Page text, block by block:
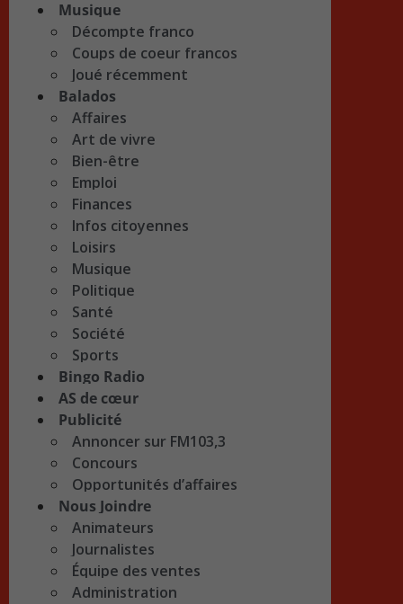
Musique
Décompte franco
Coups de coeur francos
Joué récemment
Balados
Affaires
Art de vivre
Bien-être
Emploi
Finances
Infos citoyennes
Loisirs
Musique
Politique
Santé
Société
Sports
Bingo Radio
AS de cœur
Publicité
Annoncer sur FM103,3
Concours
Opportunités d’affaires
Nous Joindre
Animateurs
Journalistes
Équipe des ventes
Administration